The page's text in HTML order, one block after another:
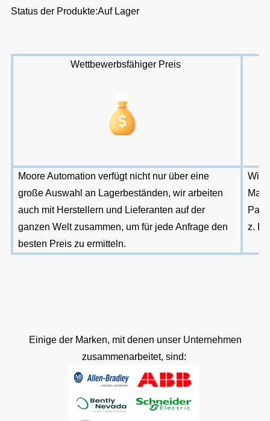
Status der Produkte:Auf Lager
Wettbewerbsfähiger Preis
Moore Automation verfügt nicht nur über eine
große Auswahl an Lagerbeständen, wir arbeiten
auch mit Herstellern und Lieferanten auf der
ganzen Welt zusammen, um für jede Anfrage den
besten Preis zu ermitteln.
Wir
z. B.
Einige der Marken, mit denen unser Unternehmen
zusammenarbeitet, sind: